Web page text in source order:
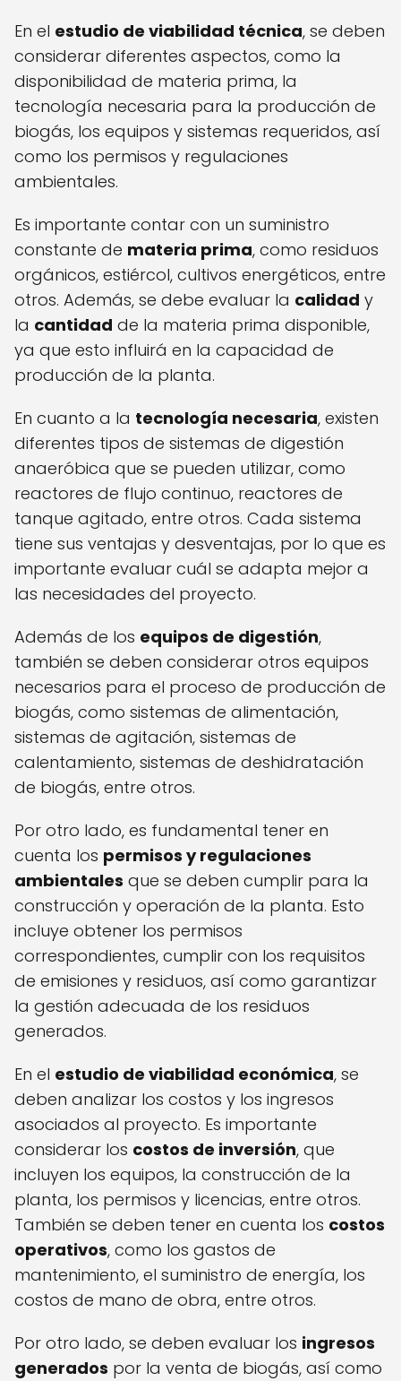
En el estudio de viabilidad técnica, se deben
considerar diferentes aspectos, como la
disponibilidad de materia prima, la
tecnología necesaria para la producción de
biogás, los equipos y sistemas requeridos, así
como los permisos y regulaciones
ambientales.
Es importante contar con un suministro
constante de materia prima, como residuos
orgánicos, estiércol, cultivos energéticos, entre
otros. Además, se debe evaluar la calidad y
la cantidad de la materia prima disponible,
ya que esto influirá en la capacidad de
producción de la planta.
En cuanto a la tecnología necesaria, existen
diferentes tipos de sistemas de digestión
anaeróbica que se pueden utilizar, como
reactores de flujo continuo, reactores de
tanque agitado, entre otros. Cada sistema
tiene sus ventajas y desventajas, por lo que es
importante evaluar cuál se adapta mejor a
las necesidades del proyecto.
Además de los equipos de digestión,
también se deben considerar otros equipos
necesarios para el proceso de producción de
biogás, como sistemas de alimentación,
sistemas de agitación, sistemas de
calentamiento, sistemas de deshidratación
de biogás, entre otros.
Por otro lado, es fundamental tener en
cuenta los permisos y regulaciones
ambientales que se deben cumplir para la
construcción y operación de la planta. Esto
incluye obtener los permisos
correspondientes, cumplir con los requisitos
de emisiones y residuos, así como garantizar
la gestión adecuada de los residuos
generados.
En el estudio de viabilidad económica, se
deben analizar los costos y los ingresos
asociados al proyecto. Es importante
considerar los costos de inversión, que
incluyen los equipos, la construcción de la
planta, los permisos y licencias, entre otros.
También se deben tener en cuenta los costos
operativos, como los gastos de
mantenimiento, el suministro de energía, los
costos de mano de obra, entre otros.
Por otro lado, se deben evaluar los ingresos
generados por la venta de biogás, así como